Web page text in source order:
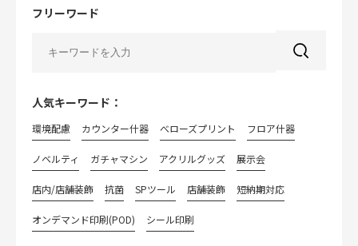
フリーワード
人気キーワード：
環境配慮 カウンター什器 べローズプリント フロア什器
ノベルティ ガチャマシン アクリルグッズ 展示会
店内/店舗装飾 抗菌 SPツール 店舗装飾 短納期対応
オンデマンド印刷(POD) シール印刷